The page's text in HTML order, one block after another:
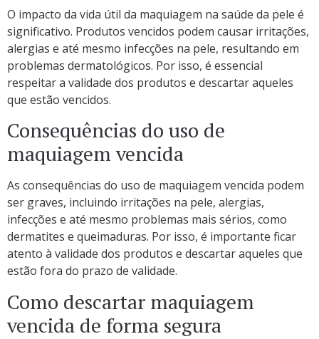
O impacto da vida útil da maquiagem na saúde da pele é
significativo. Produtos vencidos podem causar irritações,
alergias e até mesmo infecções na pele, resultando em
problemas dermatológicos. Por isso, é essencial
respeitar a validade dos produtos e descartar aqueles
que estão vencidos.
Consequências do uso de
maquiagem vencida
As consequências do uso de maquiagem vencida podem
ser graves, incluindo irritações na pele, alergias,
infecções e até mesmo problemas mais sérios, como
dermatites e queimaduras. Por isso, é importante ficar
atento à validade dos produtos e descartar aqueles que
estão fora do prazo de validade.
Como descartar maquiagem
vencida de forma segura